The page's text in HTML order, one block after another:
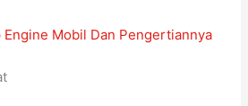
Engine Mobil Dan Pengertiannya